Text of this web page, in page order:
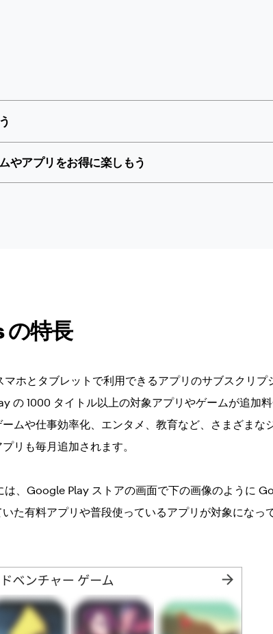
やアプリをお得に楽しもう
の特長
ホとタブレットで利用できるアプリのサブスクリプ
の 1000 タイトル以上の対象アプリやゲームが追加
ムや仕事効率化、エンタメ、教育など、さまざまな
リも毎月追加されます。
、Google Play ストアの画面で下の画像のように
た有料アプリや普段使っているアプリが対象になっ